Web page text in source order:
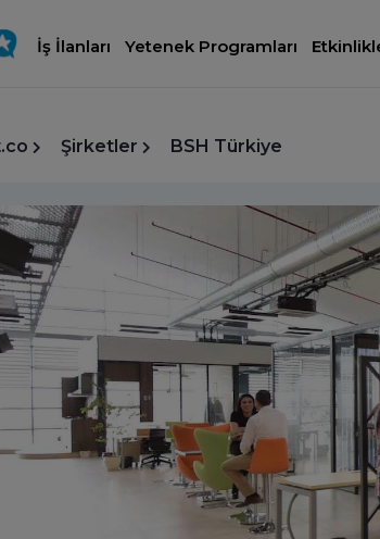
İş İlanları Yetenek Programları
Şirketler BSH Türkiye